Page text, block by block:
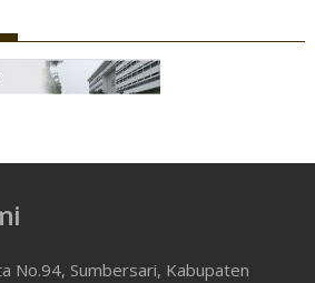
No.94, Sumbersari, Kabupaten